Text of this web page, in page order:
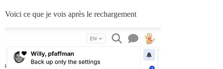
Voici ce que je vois après le rechargement